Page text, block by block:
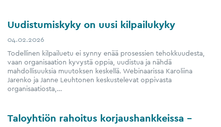
Uudistumiskyky on uusi kilpailukyky
04.02.2026
Todellinen kilpailuetu ei synny enää prosessien tehokkuudesta,
vaan organisaation kyvystä oppia, uudistua ja nähdä
mahdollisuuksia muutoksen keskellä. Webinaarissa Karoliina
Jarenko ja Janne Leuhtonen keskustelevat oppivasta
organisaatiosta,…
Taloyhtiön rahoitus korjaushankkeissa –